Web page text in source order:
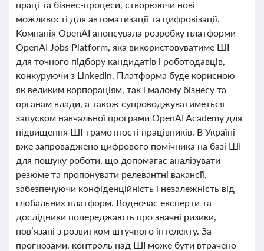
праці та бізнес-процеси, створюючи нові
можливості для автоматизації та цифровізації.
Компанія OpenAI анонсувала розробку платформи
OpenAI Jobs Platform, яка використовуватиме ШІ
для точного підбору кандидатів і роботодавців,
конкуруючи з LinkedIn. Платформа буде корисною
як великим корпораціям, так і малому бізнесу та
органам влади, а також супроводжуватиметься
запуском навчальної програми OpenAI Academy для
підвищення ШІ-грамотності працівників. В Україні
вже запроваджено цифрового помічника на базі ШІ
для пошуку роботи, що допомагає аналізувати
резюме та пропонувати релевантні вакансії,
забезпечуючи конфіденційність і незалежність від
глобальних платформ. Водночас експерти та
дослідники попереджають про значні ризики,
пов’язані з розвитком штучного інтелекту. За
прогнозами, контроль над ШІ може бути втрачено